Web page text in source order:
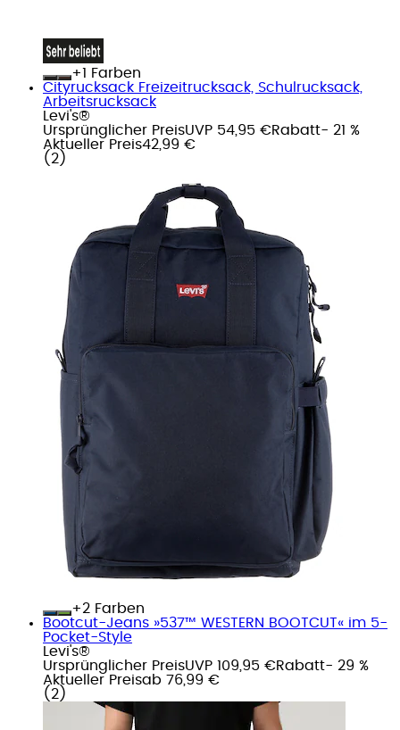
+
Farben
Cityrucksack Freizeitrucksack, Schulrucksack,
Arbeitsrucksack
Levi's®
Ursprünglicher PreisUVP 54,95 €Rabatt- 21 %
Aktueller Preis42,99 €
( 2 )
+
Farben
Bootcut-Jeans »537™ WESTERN BOOTCUT« im 5-
Pocket-Style
Levi's®
Ursprünglicher PreisUVP 109,95 €Rabatt- 29 %
Aktueller Preisab 76,99 €
( 2 )